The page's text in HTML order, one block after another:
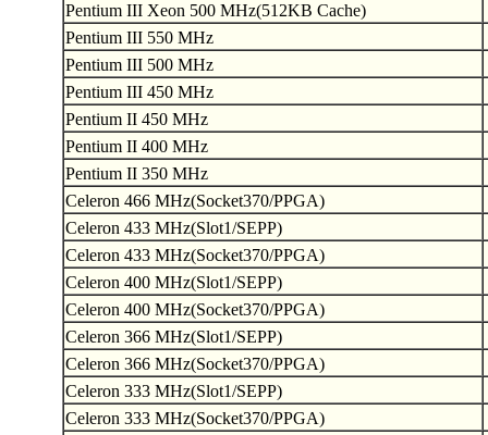
Pentium III Xeon 500 MHz(512KB Cache)
Pentium III 550 MHz
Pentium III 500 MHz
Pentium III 450 MHz
Pentium II 450 MHz
Pentium II 400 MHz
Pentium II 350 MHz
Celeron 466 MHz(Socket370/PPGA)
Celeron 433 MHz(Slot1/SEPP)
Celeron 433 MHz(Socket370/PPGA)
Celeron 400 MHz(Slot1/SEPP)
Celeron 400 MHz(Socket370/PPGA)
Celeron 366 MHz(Slot1/SEPP)
Celeron 366 MHz(Socket370/PPGA)
Celeron 333 MHz(Slot1/SEPP)
Celeron 333 MHz(Socket370/PPGA)